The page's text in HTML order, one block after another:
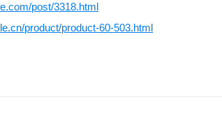
post/3318.html
product/product-60-503.html